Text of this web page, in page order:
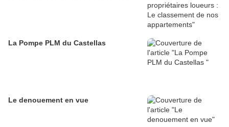
La Pompe PLM du Castellas
Le denouement en vue